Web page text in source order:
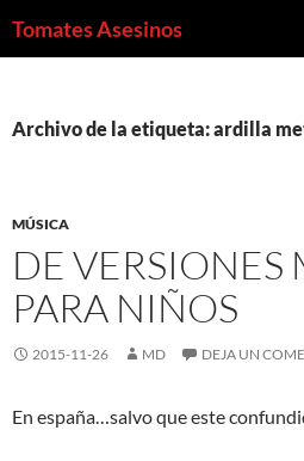
Tomates Asesinos
Archivo de la etiqueta: ardilla
MÚSICA
DE VERSIONES
PARA NIÑOS
2015-11-26 MD DEJA UN
En españa…salvo que este